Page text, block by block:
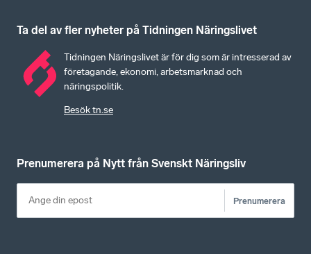
Ta del av fler nyheter på Tidningen Näringslivet
Tidningen Näringslivet är för dig som är intresserad av
företagande, ekonomi, arbetsmarknad och
näringspolitik.
Besök tn.se
Prenumerera på Nytt från Svenskt Näringsliv
Prenumerera